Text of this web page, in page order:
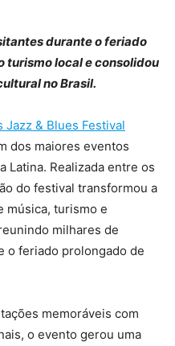
durante o feriado
turismo local e consolidou
no Brasil.
Jazz & Blues Festival
dos maiores eventos
Latina. Realizada entre os
do festival transformou a
música, turismo e
milhares de
o feriado prolongado de
memoráveis com
o evento gerou uma